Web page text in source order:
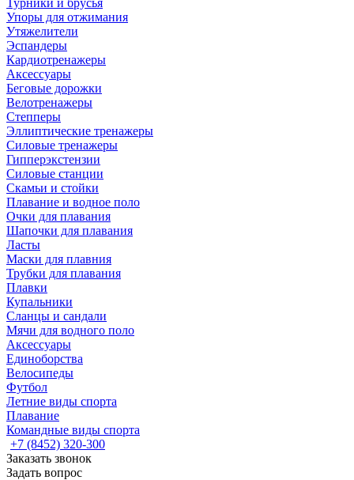
Турники и брусья
Упоры для отжимания
Утяжелители
Эспандеры
Кардиотренажеры
Аксессуары
Беговые дорожки
Велотренажеры
Степперы
Эллиптические тренажеры
Силовые тренажеры
Гипперэкстензии
Силовые станции
Скамьи и стойки
Плавание и водное поло
Очки для плавания
Шапочки для плавания
Ласты
Маски для плавния
Трубки для плавания
Плавки
Купальники
Сланцы и сандали
Мячи для водного поло
Аксессуары
Единоборства
Велосипеды
Футбол
Летние виды спорта
Плавание
Командные виды спорта
+7 (8452) 320-300
Заказать звонок
Задать вопрос